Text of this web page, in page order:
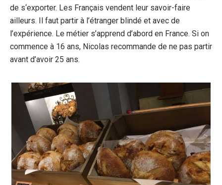
de s‘exporter. Les Français vendent leur savoir-faire
ailleurs. Il faut partir à l’étranger blindé et avec de
l’expérience. Le métier s’apprend d’abord en France. Si on
commence à 16 ans, Nicolas recommande de ne pas partir
avant d’avoir 25 ans.